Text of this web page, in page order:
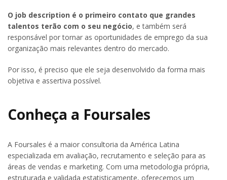
O job description é o primeiro contato que grandes
talentos terão com o seu negócio, e também será
responsável por tornar as oportunidades de emprego da sua
organização mais relevantes dentro do mercado.
Por isso, é preciso que ele seja desenvolvido da forma mais
objetiva e assertiva possível.
Conheça a Foursales
A Foursales é a maior consultoria da América Latina
especializada em avaliação, recrutamento e seleção para as
áreas de vendas e marketing. Com uma metodologia própria,
estruturada e validada estatisticamente, oferecemos um